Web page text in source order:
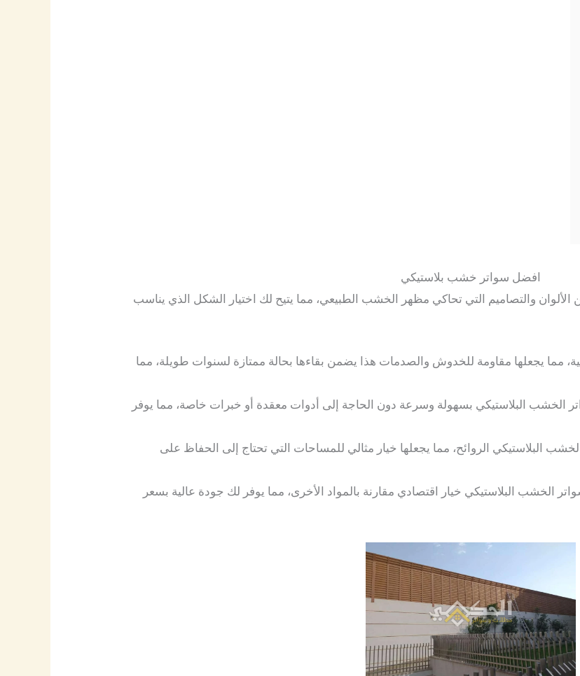
افضل سواتر خشب بلاستيكي
والتصاميم التي تحاكي مظهر الخشب الطبيعي، مما يتيح لك اختيار الشكل الذي يناسب
مما يجعلها مقاومة للخدوش والصدمات هذا يضمن بقاءها بحالة ممتازة لسنوات طويلة، مما
الخشب البلاستيكي بسهولة وسرعة دون الحاجة إلى أدوات معقدة أو خبرات خاصة، مما يوفر
البلاستيكي الروائح، مما يجعلها خيار مثالي للمساحات التي تحتاج إلى الحفاظ على
الخشب البلاستيكي خيار اقتصادي مقارنة بالمواد الأخرى، مما يوفر لك جودة عالية بسعر